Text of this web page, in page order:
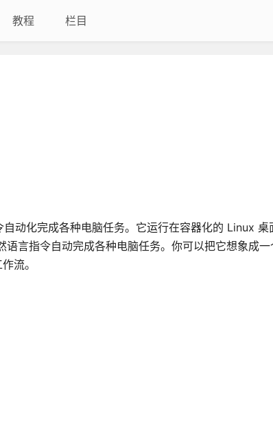
教程 栏目
动化完成各种电脑任务。它运行在容器化的 Linux 桌
言指令自动完成各种电脑任务。你可以把它想象成一
流。